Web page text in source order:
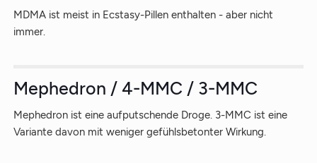
MDMA ist meist in Ecstasy-Pillen enthalten - aber nicht
immer.
Mephedron / 4-MMC / 3-MMC
Mephedron ist eine aufputschende Droge. 3-MMC ist eine
Variante davon mit weniger gefühlsbetonter Wirkung.